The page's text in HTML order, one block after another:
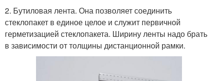
2. Бутиловая лента. Она позволяет соединить
стеклопакет в единое целое и служит первичной
герметизацией стеклопакета. Ширину ленты надо брать
в зависимости от толщины дистанционной рамки.